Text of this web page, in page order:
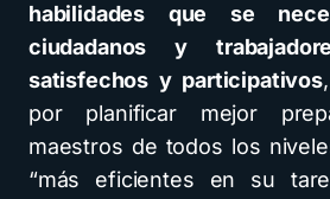
habilidades que se
ciudadanos y
satisfechos y participativos
por planificar mejor
maestros de todos los
“más eficientes en su